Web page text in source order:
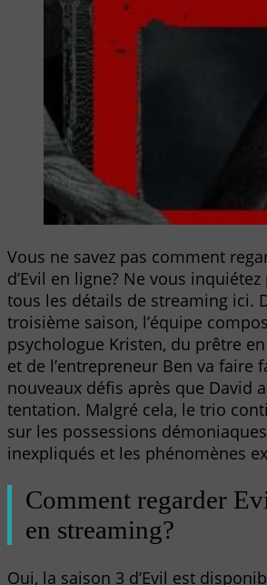
Vous ne savez pas comment
d’Evil en ligne? Ne vous
tous les détails de streaming ici.
troisième saison, l’équipe
psychologue Kristen, du prêtre
et de l’entrepreneur Ben va faire
nouveaux défis après que David
tentation. Malgré cela, le trio
sur les possessions
inexpliqués et les phénomènes
Comment regarder
en streaming?
Oui, la saison 3 d’Evil est